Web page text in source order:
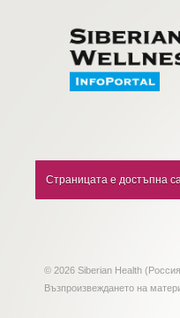
Страницата е достъпна
© 2026 Siberian Health
Възпроизвеждането на